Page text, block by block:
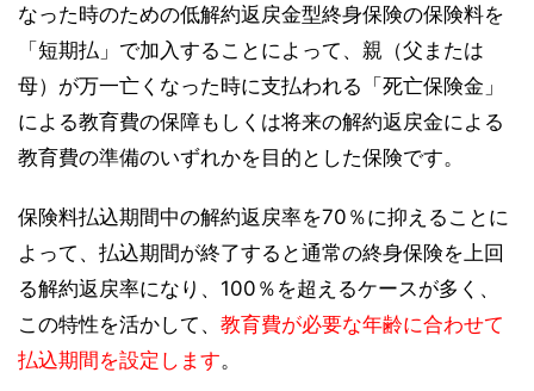
なった時のための低解約返戻金型終身保険の保険料を
「短期払」で加入することによって、親（父または
母）が万一亡くなった時に支払われる「死亡保険金」
による教育費の保障もしくは将来の解約返戻金による
教育費の準備のいずれかを目的とした保険です。
保険料払込期間中の解約返戻率を70％に抑えることに
よって、払込期間が終了すると通常の終身保険を上回
る解約返戻率になり、100％を超えるケースが多く、
この特性を活かして、 教育費が必要な年齢に合わせて
払込期間を設定します。